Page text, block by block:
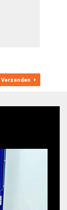
Verzenden